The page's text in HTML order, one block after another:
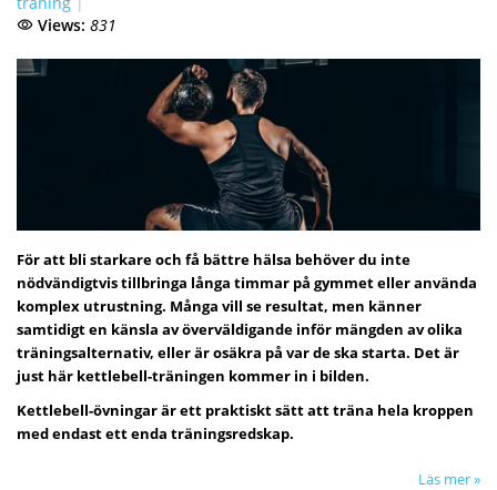
Views: 831
För att bli starkare och få bättre hälsa behöver du inte
nödvändigtvis tillbringa långa timmar på gymmet eller använda
komplex utrustning. Många vill se resultat, men känner
samtidigt en känsla av överväldigande inför mängden av olika
träningsalternativ, eller är osäkra på var de ska starta. Det är
just här kettlebell-träningen kommer in i bilden.
Kettlebell-övningar är ett praktiskt sätt att träna hela kroppen
med endast ett enda träningsredskap.
Läs mer »